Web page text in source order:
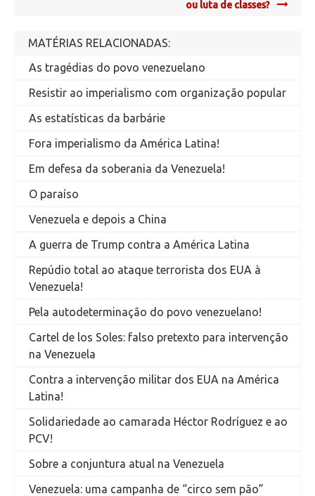
ou luta de classes?
MATÉRIAS RELACIONADAS:
As tragédias do povo venezuelano
Resistir ao imperialismo com organização popular
As estatísticas da barbárie
Fora imperialismo da América Latina!
Em defesa da soberania da Venezuela!
O paraíso
Venezuela e depois a China
A guerra de Trump contra a América Latina
Repúdio total ao ataque terrorista dos EUA à
Venezuela!
Pela autodeterminação do povo venezuelano!
Cartel de los Soles: falso pretexto para intervenção
na Venezuela
Contra a intervenção militar dos EUA na América
Latina!
Solidariedade ao camarada Héctor Rodríguez e ao
PCV!
Sobre a conjuntura atual na Venezuela
Venezuela: uma campanha de “circo sem pão”